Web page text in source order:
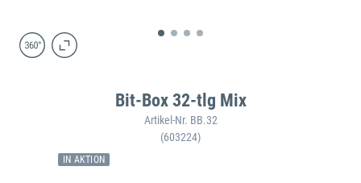
Bit-Box 32-tlg Mix
Artikel-Nr. BB.32
(603224)
IN AKTION